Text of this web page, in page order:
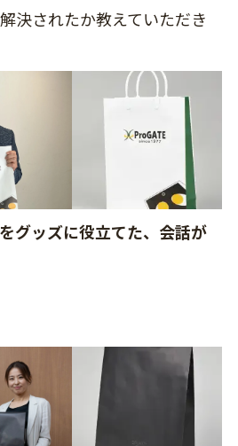
決されたか教えていただき
グッズに役立てた、会話が